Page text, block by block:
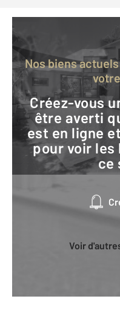
Nos biens actuels ne correspondent pas à
Créez-vous une alerte mail pour
être averti
est en ligne
pour voir les
ce
Voir